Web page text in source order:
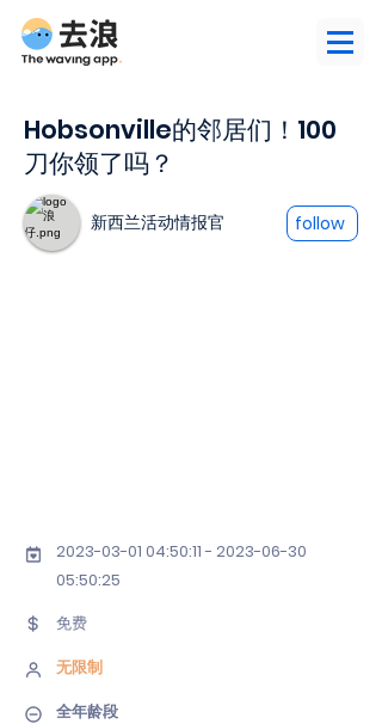
Hobsonville的邻居们！100
刀你领了吗？
新西兰活动情报官 follow
2023-03-01 04:50:11 - 2023-06-30
05:50:25
免费
无限制
全年龄段